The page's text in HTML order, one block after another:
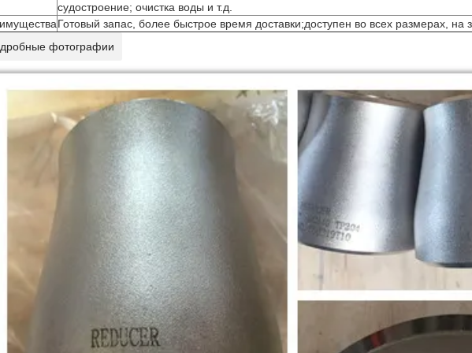
судостроение; очистка воды и т.д.
Готовый запас, более быстрое время доставки;доступен во всех размерах, на
фотографии